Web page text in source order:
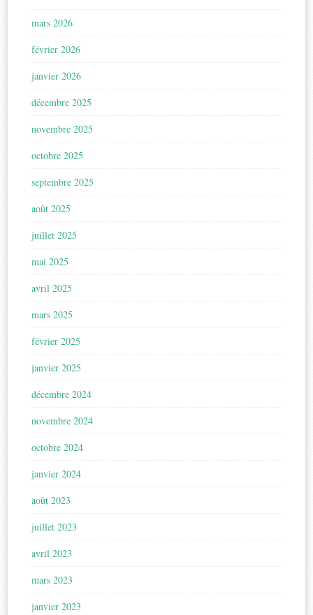
mars 2026
février 2026
janvier 2026
décembre 2025
novembre 2025
octobre 2025
septembre 2025
août 2025
juillet 2025
mai 2025
avril 2025
mars 2025
février 2025
janvier 2025
décembre 2024
novembre 2024
octobre 2024
janvier 2024
août 2023
juillet 2023
avril 2023
mars 2023
janvier 2023